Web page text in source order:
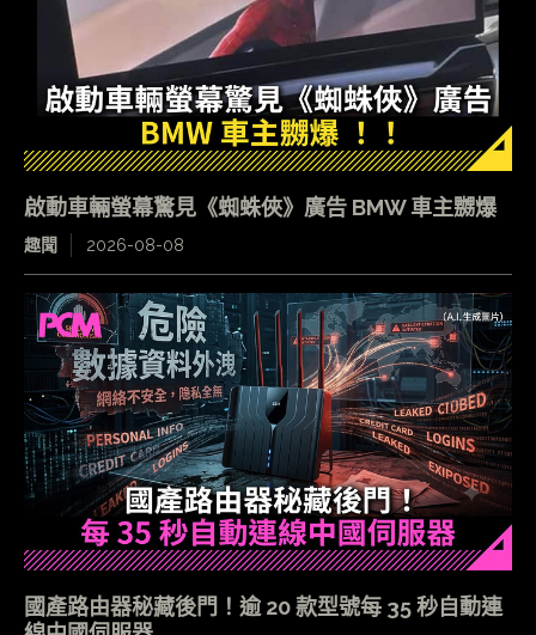
啟動車輛螢幕驚見《蜘蛛俠》廣告 BMW 車主嬲爆
趣聞 2026-08-08
國產路由器秘藏後門！逾 20 款型號每 35 秒自動連